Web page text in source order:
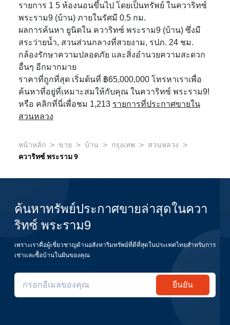
รายการ 1 5 ห้องนอนขึ้นไป โดยเป็นทรัพย์ ในควาริทซ์
พระราม9 (บ้าน) ภายในรัศมี 0.5 กม.
ผลการค้นหา ยูนิตใน ควาริทซ์ พระราม9 (บ้าน) ซึ่งมี
สระว่ายน้ำ, สวนส่วนกลางที่สวยงาม, รปภ. 24 ชม.
กล้องรักษาความปลอดภัย และสิ่งอำนวยความสะดวก
อื่นๆ อีกมากมาย
ราคาที่ถูกที่สุด เริ่มต้นที่ ฿65,000,000 โทรหาเราเพื่อ
ค้นหาที่อยู่ที่เหมาะสมให้กับคุณ ในควาริทซ์ พระราม9!
หรือ คลิกที่นี่เพื่อชม 1,213 รายการที่ประกาศขายใน
สวนหลวง
หน้าหลัก > ขาย > บ้าน > กรุงเทพ > สวนหลวง >
ควาริทซ์ พระราม 9
ค้นหาทรัพย์ประกาศขายล่าสุดในควา
ริทซ์ พระราม9
เพราะเราคือผู้เชี่ยวชาญด้านอสังหาริมทรัพย์ที่ดีที่สุดในประเทศไทยสำหรับการ
เช่าและซื้อบ้านในฝันของคุณ
ยืนยัน